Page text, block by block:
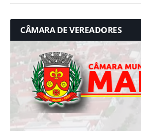
CÂMARA DE VEREADORES